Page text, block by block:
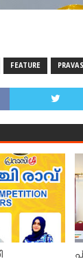
FEATURE